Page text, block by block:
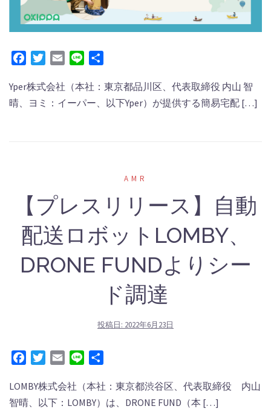
FacebookTwitterEmail Line
Yper株式会社（本社：東京都品川区、代表取締役 内⼭ 智
晴、ヨミ：イーパー、以下Yper）が提供する簡易宅配 […]
AMR
【プレスリリース】自動
配送ロボットLOMBY、
DRONE FUNDよりシー
ド調達
投稿日: 2022年6月23日
FacebookTwitterEmail Line
LOMBY株式会社（本社：東京都渋谷区、代表取締役 内山
智晴、以下：LOMBY）は、DRONE FUND（本 […]